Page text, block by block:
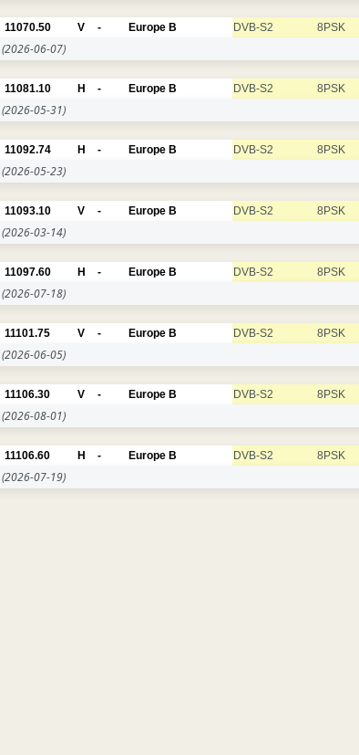
11070.50 V - Europe B DVB-S2 8PSK
(2026-06-07)
11081.10 H - Europe B DVB-S2 8PSK
(2026-05-31)
11092.74 H - Europe B DVB-S2 8PSK
(2026-05-23)
11093.10 V - Europe B DVB-S2 8PSK
(2026-03-14)
11097.60 H - Europe B DVB-S2 8PSK
(2026-07-18)
11101.75 V - Europe B DVB-S2 8PSK
(2026-06-05)
11106.30 V - Europe B DVB-S2 8PSK
(2026-08-01)
11106.60 H - Europe B DVB-S2 8PSK
(2026-07-19)